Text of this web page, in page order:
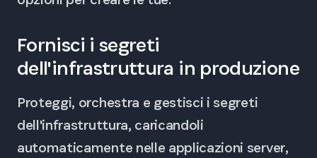
Fornisci i segreti
dell'infrastruttura in produzione
Proteggi, orchestra e gestisci i segreti
dell'infrastruttura, caricandoli
automaticamente nelle applicazioni server,